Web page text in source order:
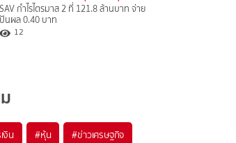
SAV กำไรไตรมาส 2 ที่ 121.8 ล้านบาท จ่าย
ปันผล 0.40 บาท
12
งิน #หุ้น #ข่าวเศรษฐกิจ